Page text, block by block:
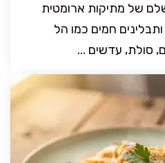
של מתיקות ארומטית
חמים כמו הל
סולת, עדשים ...